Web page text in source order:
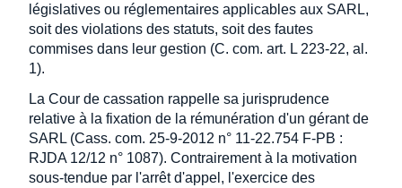
législatives ou réglementaires applicables aux SARL,
soit des violations des statuts, soit des fautes
commises dans leur gestion (C. com. art. L 223-22, al.
1).
La Cour de cassation rappelle sa jurisprudence
relative à la fixation de la rémunération d'un gérant de
SARL (Cass. com. 25-9-2012 n° 11-22.754 F-PB :
RJDA 12/12 n° 1087). Contrairement à la motivation
sous-tendue par l'arrêt d'appel, l'exercice des